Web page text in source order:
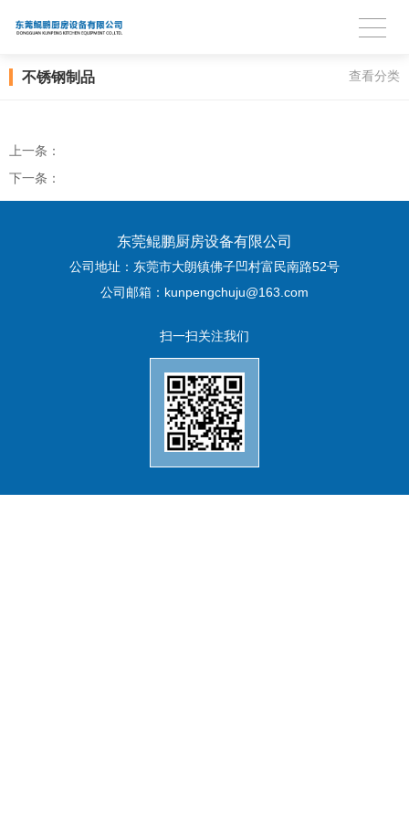
不锈钢制品 查看分类
上一条：
下一条：
东莞鲲鹏厨房设备有限公司
公司地址：东莞市大朗镇佛子凹村富民南路52号
公司邮箱：kunpengchuju@163.com
扫一扫关注我们